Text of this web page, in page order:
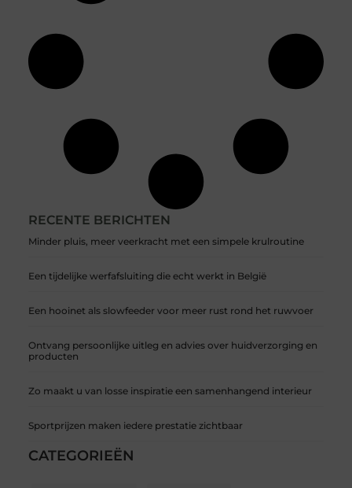
RECENTE BERICHTEN
Minder pluis, meer veerkracht met een simpele krulroutine
Een tijdelijke werfafsluiting die echt werkt in België
Een hooinet als slowfeeder voor meer rust rond het ruwvoer
Ontvang persoonlijke uitleg en advies over huidverzorging en
producten
Zo maakt u van losse inspiratie een samenhangend interieur
Sportprijzen maken iedere prestatie zichtbaar
CATEGORIEËN